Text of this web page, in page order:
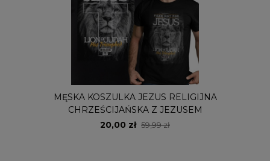
MĘSKA KOSZULKA JEZUS RELIGIJNA
CHRZEŚCIJAŃSKA Z JEZUSEM
20,00 zł 59,99 zł